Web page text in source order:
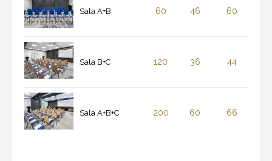
Sala A+B 60 46 60
Sala B+C 120 36 44
Sala A+B+C 200 60 66